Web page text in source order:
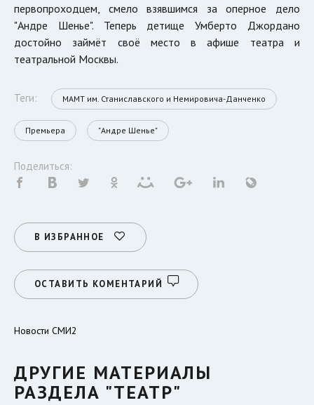
первопроходцем, смело взявшимся за оперное дело
"Андре Шенье". Теперь детище Умберто Джордано
достойно займёт своё место в афише театра и
театральной Москвы.
Теги: МАМТ им. Станиславского и Немировича-Данченко
Премьера "Андре Шенье"
Поделиться:
В ИЗБРАННОЕ
ОСТАВИТЬ КОМЕНТАРИЙ
Новости СМИ2
ДРУГИЕ МАТЕРИАЛЫ
РАЗДЕЛА "ТЕАТР"